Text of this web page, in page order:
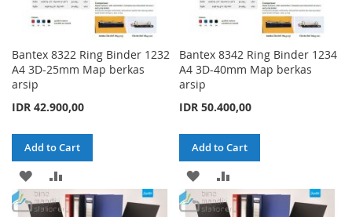
Bantex 8322 Ring Binder 1232
A4 3D-25mm Map berkas
arsip
IDR 42.900,00
Add to Cart
ADD
TO
TO
Bantex 8342 Ring Binder 1234
A4 3D-40mm Map berkas
arsip
IDR 50.400,00
Add to Cart
ADD
TO
TO